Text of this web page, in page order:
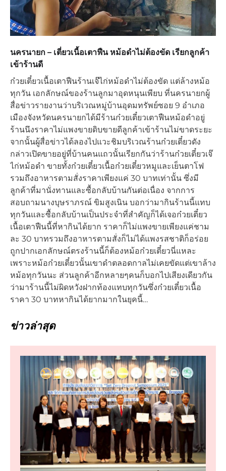
นครนายก – เตี่ยวเนื้อเตาฟืน หม้อดำไม่ต้องขัด เรียกลูกค้า
เข้าร้านดี
ก๋วยเตี๋ยวเนื้อเตาฟืนร้านเจ๊ไก่หม้อดำไม่ต้องขัด แต่ล้างหม้อ
ทุกวัน เอกลักษณ์ของร้านลูกมาอุดหนุนเพียบ ที่นครนายกผู้
สื่อข่าวรายงานว่าบริเวณหมู่บ้านอุดมทรัพย์ซอย 9 อำเภอ
เมืองจังหวัดนครนายกได้มีร้านก๋วยเตี๋ยวเตาฟืนหม้อดำอยู่
ร้านนึงราคาไม่แพงขายดิบขายดีลูกค้าเข้าร้านไม่ขาดระยะ
จากนั้นผู้สื่อข่าวได้ลองไปแวะชิมบริเวณร้านก๋วยเตี๋ยวดัง
กล่าวเปิดขายอยู่ที่บ้านคนแถวนั้นเรียกกันว่าร้านก๋วยเตี๋ยวเจ๊
ไก่หม้อดำ ขายทั้งก๋วยเตี๋ยวเนื้อก๋วยเตี๋ยวหมูและเย็นตาโฟ
รวมถึงอาหารตามสั่งราคาเพียงแค่ 30 บาทเท่านั้น ซึ่งมี
ลูกค้าที่มานั่งทานและซื้อกลับบ้านกันต่อเนื่อง จากการ
สอบถามนางบุษราภรณ์ ขิมสูงเนิน บอกว่ามากินร้านนี้แทบ
ทุกวันและซื้อกลับบ้านเป็นประจำที่สำคัญก็ได้เจอก๋วยเตี๋ยว
เนื้อเตาฟืนนี้ที่หากินได้ยาก ราคาก็ไม่แพงขายเพียงแค่ชาม
ละ 30 บาทรวมถึงอาหารตามสั่งก็ไม่ได้แพงรสชาติก็อร่อย
ถูกปากเอกลักษณ์ตรงร้านนี้ก็ต้องหม้อก๋วยเตี๋ยวนี่แหละ
เพราะหม้อก๋วยเตี๋ยวนั้นเขาดำตลอดกาลไม่เคยขัดแต่เขาล้าง
หม้อทุกวันนะ ส่วนลูกค้าอีกหลายๆคนก็บอกไปเสียงเดียวกัน
ว่ามาร้านนี้ไม่ผิดหวังฝากท้องแทบทุกวันซึ่งก๋วยเตี๋ยวเนื้อ
ราคา 30 บาทหากินได้ยากมากในยุคนี้…
ข่าวล่าสุด